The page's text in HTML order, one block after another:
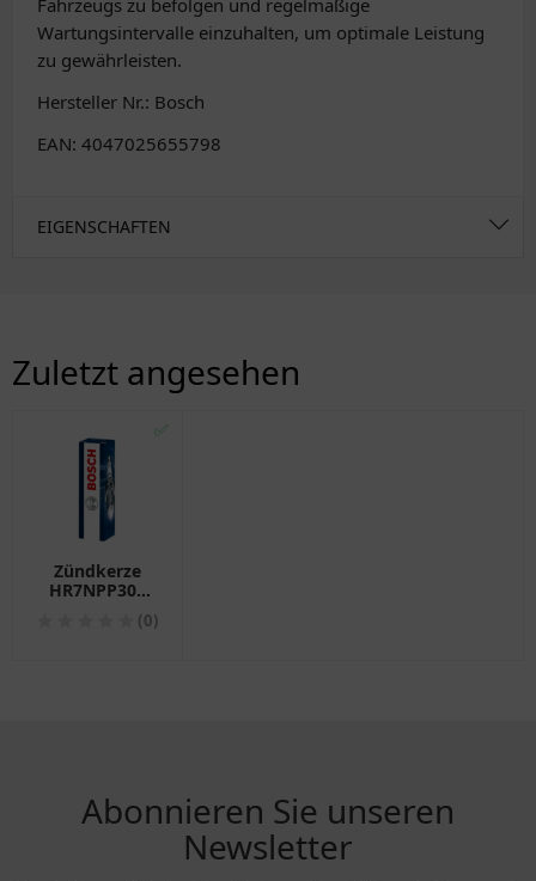
Fahrzeugs zu befolgen und regelmäßige
Wartungsintervalle einzuhalten, um optimale Leistung
zu gewährleisten.
Hersteller Nr.: Bosch
EAN: 4047025655798
EIGENSCHAFTEN
Zuletzt angesehen
✅
Zündkerze
HR7NPP30V
Alternative für
(0)
Abonnieren Sie unseren
Newsletter